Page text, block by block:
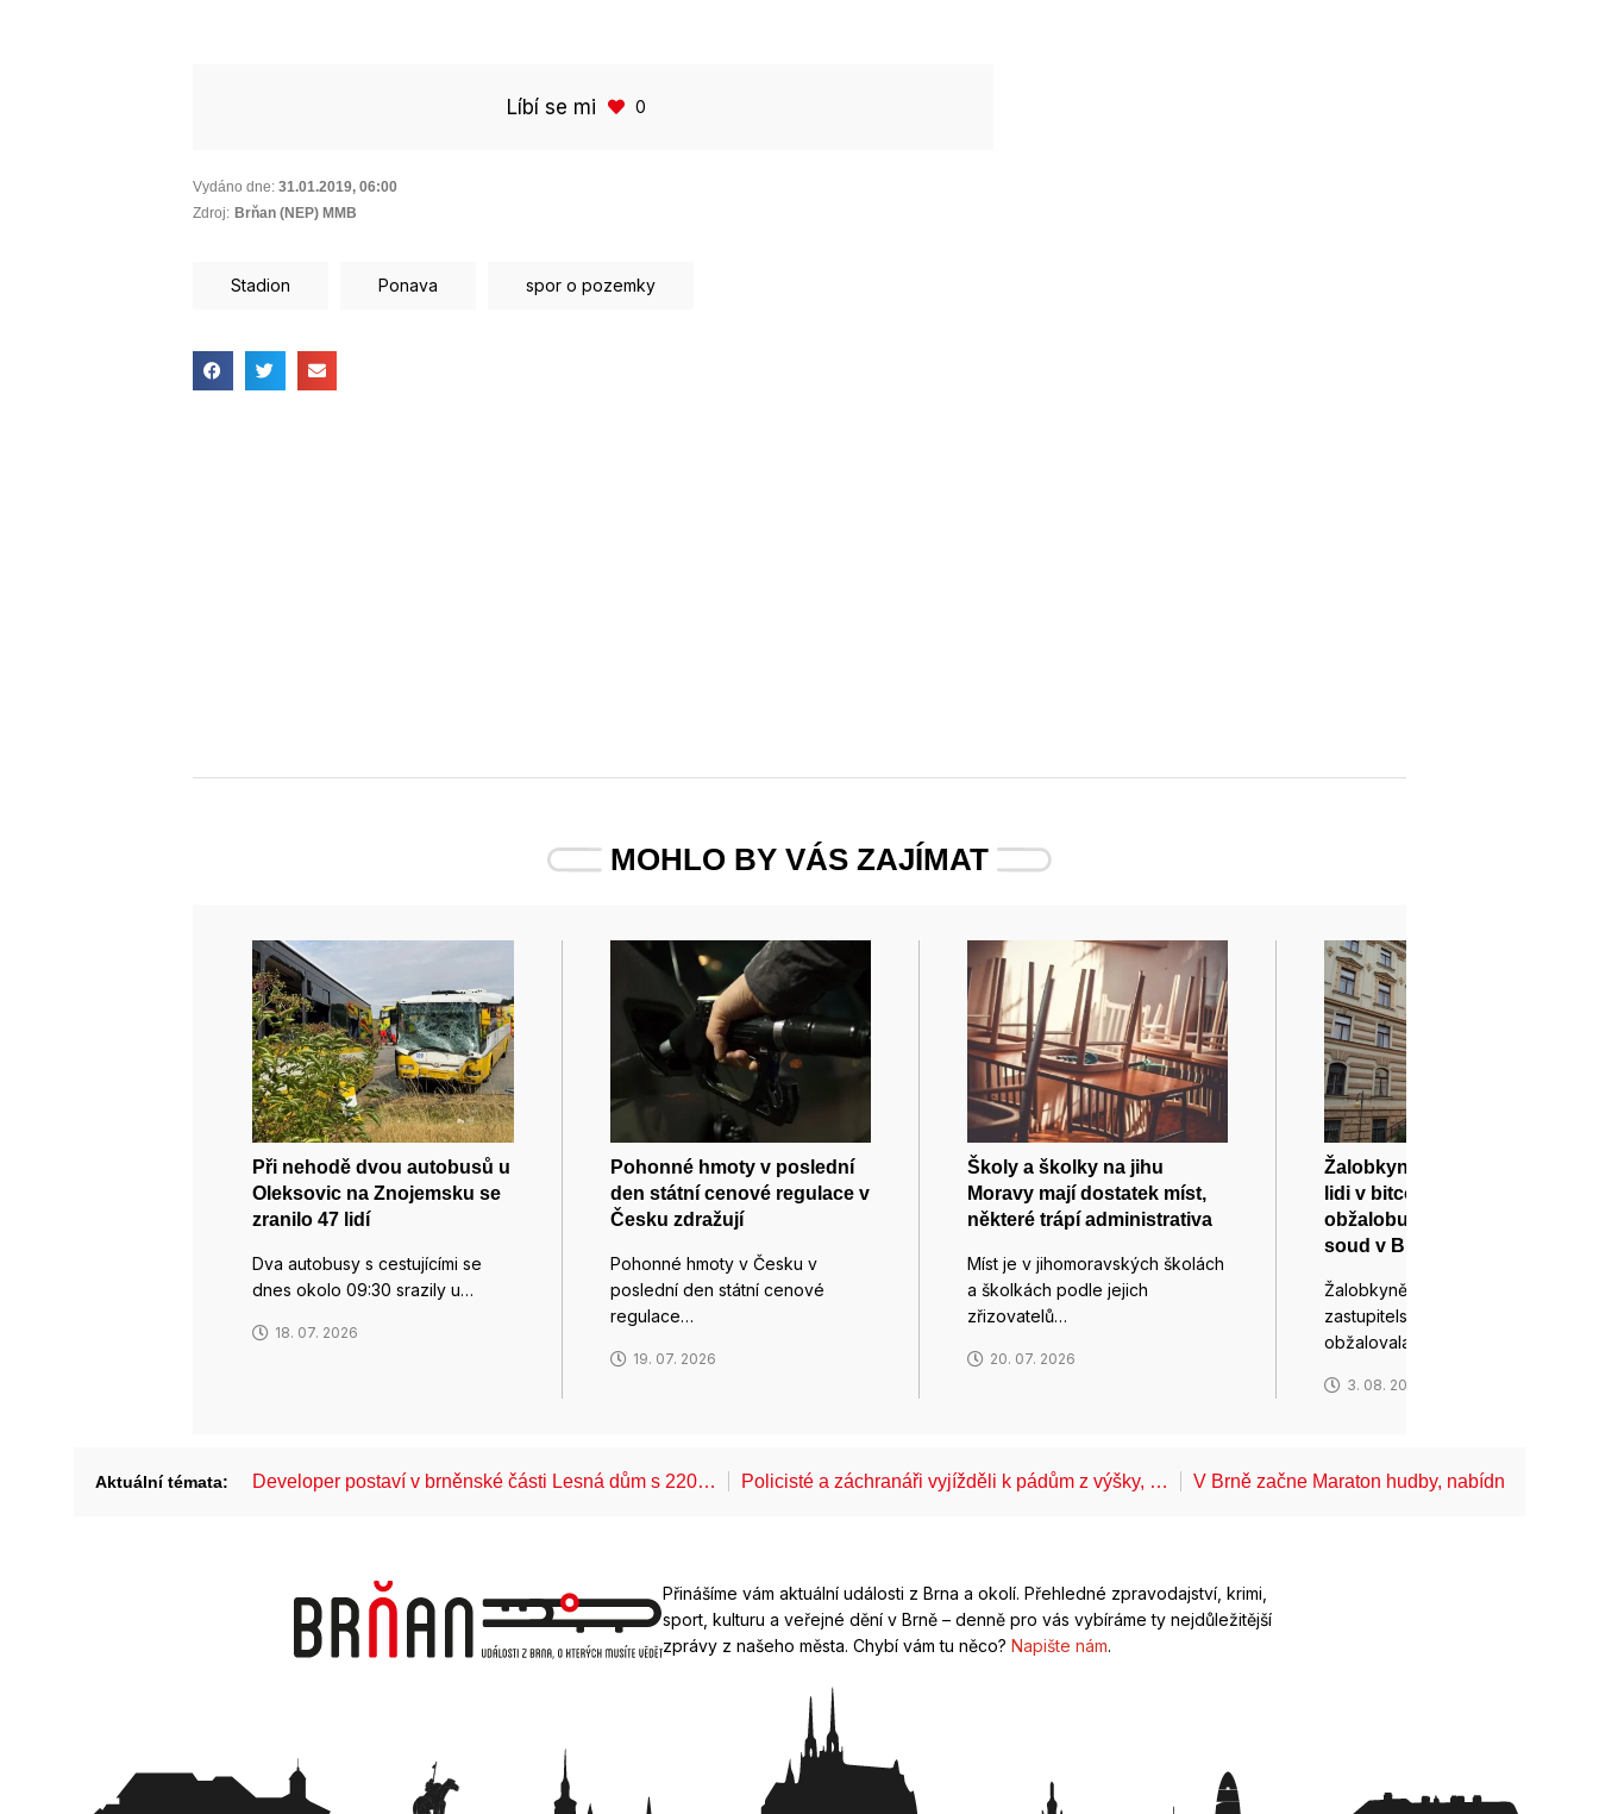
Líbí se mi 0
Vydáno dne: 31.01.2019, 06:00
Zdroj: Brňan (NEP) MMB
Stadion Ponava spor o pozemky
MOHLO BY VÁS ZAJÍMAT
Při nehodě dvou autobusů u
Oleksovic na Znojemsku se
zranilo 47 lidí
Dva autobusy s cestujícími se
dnes okolo 09:30 srazily u…
18. 07. 2026
Pohonné hmoty v poslední
den státní cenové regulace v
Česku zdražují
Pohonné hmoty v Česku v
poslední den státní cenové
regulace…
19. 07. 2026
Školy a školky na jihu
Moravy mají dostatek míst,
některé trápí administrativa
Míst je v jihomoravských školách
a školkách podle jejich
zřizovatelů…
20. 07. 2026
Žalobkyně obžalovala čtyři
lidi v bitcoinové kauze,
obžalobu dostal Krajský
soud v Brně
Žalobkyně z Vrchního státního
zastupitelství (VSZ) v Olomouci
obžalovala kvůli…
3. 08. 2026
Aktuální témata: Developer postaví v brněnské části Lesná dům s 220… Policisté a záchranáři vyjížděli k pádům z výšky, … V Brně začne Maraton hudby, nabídne
Přinášíme vám aktuální události z Brna a okolí. Přehledné zpravodajství, krimi,
sport, kulturu a veřejné dění v Brně – denně pro vás vybíráme ty nejdůležitější
zprávy z našeho města. Chybí vám tu něco? Napište nám.